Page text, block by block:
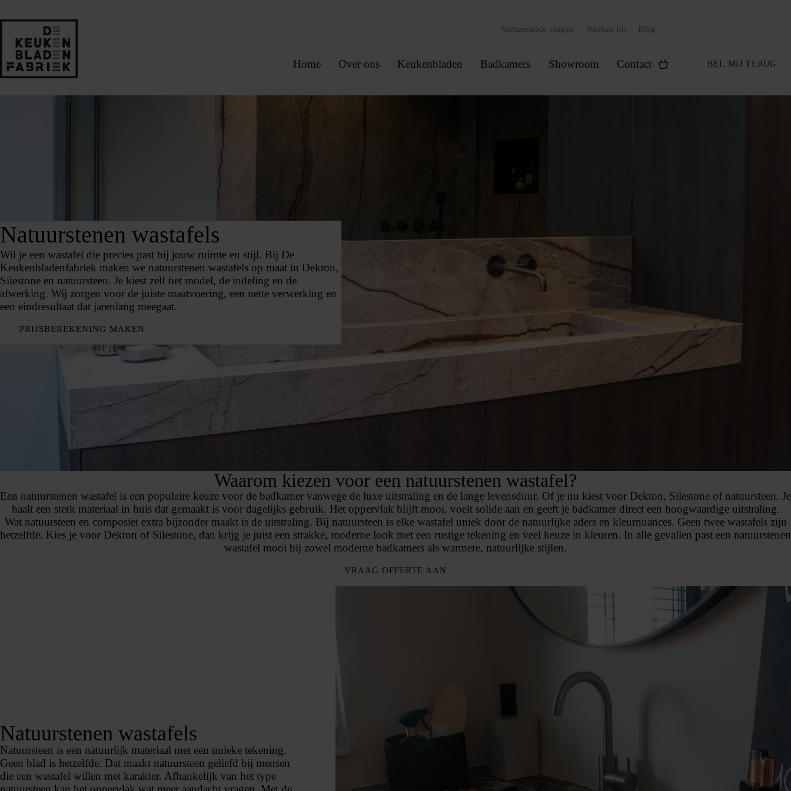
Veelgestelde vragen Werken bij Blog
Home Over ons Keukenbladen Badkamers Showroom Contact BEL MIJ TERUG
Natuurstenen wastafels
Wil je een wastafel die precies past bij jouw ruimte en stijl. Bij De
Keukenbladenfabriek maken we natuurstenen wastafels op maat in Dekton,
Silestone en natuursteen. Je kiest zelf het model, de indeling en de
afwerking. Wij zorgen voor de juiste maatvoering, een nette verwerking en
een eindresultaat dat jarenlang meegaat.
PRIJSBEREKENING MAKEN
Waarom kiezen voor een natuurstenen wastafel?
Een natuurstenen wastafel is een populaire keuze voor de badkamer vanwege de luxe uitstraling en de lange levensduur. Of je nu kiest voor Dekton, Silestone of natuursteen. Je
haalt een sterk materiaal in huis dat gemaakt is voor dagelijks gebruik. Het oppervlak blijft mooi, voelt solide aan en geeft je badkamer direct een hoogwaardige uitstraling.
Wat natuursteen en composiet extra bijzonder maakt is de uitstraling. Bij natuursteen is elke wastafel uniek door de natuurlijke aders en kleurnuances. Geen twee wastafels zijn
hetzelfde. Kies je voor Dekton of Silestone, dan krijg je juist een strakke, moderne look met een rustige tekening en veel keuze in kleuren. In alle gevallen past een natuurstenen
wastafel mooi bij zowel moderne badkamers als warmere, natuurlijke stijlen.
VRAAG OFFERTE AAN
Natuurstenen wastafels
Natuursteen is een natuurlijk materiaal met een unieke tekening.
Geen blad is hetzelfde. Dat maakt natuursteen geliefd bij mensen
die een wastafel willen met karakter. Afhankelijk van het type